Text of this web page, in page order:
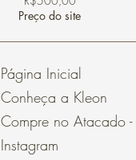
Preço do site
Página Inicial
Conheça a Kleon
Compre no Atacado -
Instagram